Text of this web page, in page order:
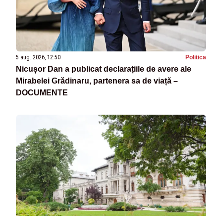
5 aug. 2026, 12:50 Politica
Nicușor Dan a publicat declarațiile de avere ale
Mirabelei Grădinaru, partenera sa de viață –
DOCUMENTE